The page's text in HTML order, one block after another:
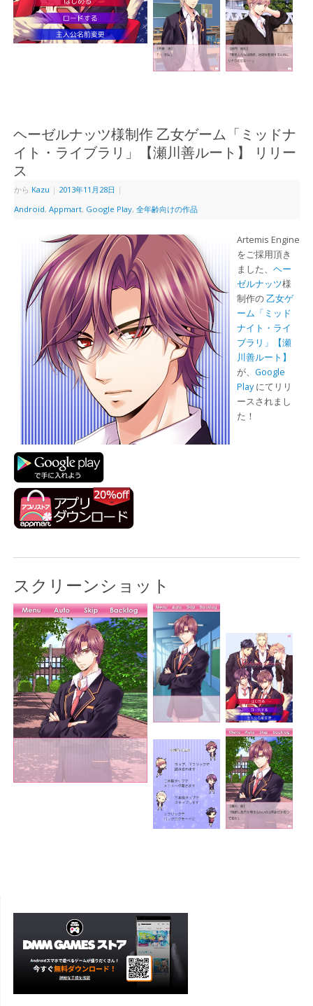
ヘーゼルナッツ様制作 乙女ゲーム「ミッドナ
イト・ライブラリ」【瀬川善ルート】 リリー
ス
から Kazu | 2013年11月28日 |
Android, Appmart, Google Play, 全年齢向けの作品
Artemis Engine
をご採用頂き
ました、 ヘー
ゼルナッツ様
制作の乙女ゲ
ーム「ミッド
ナイト・ライ
ブラリ」【瀬
川善ルート】
が、 Google
Playにてリリ
ースされまし
た！
スクリーンショット